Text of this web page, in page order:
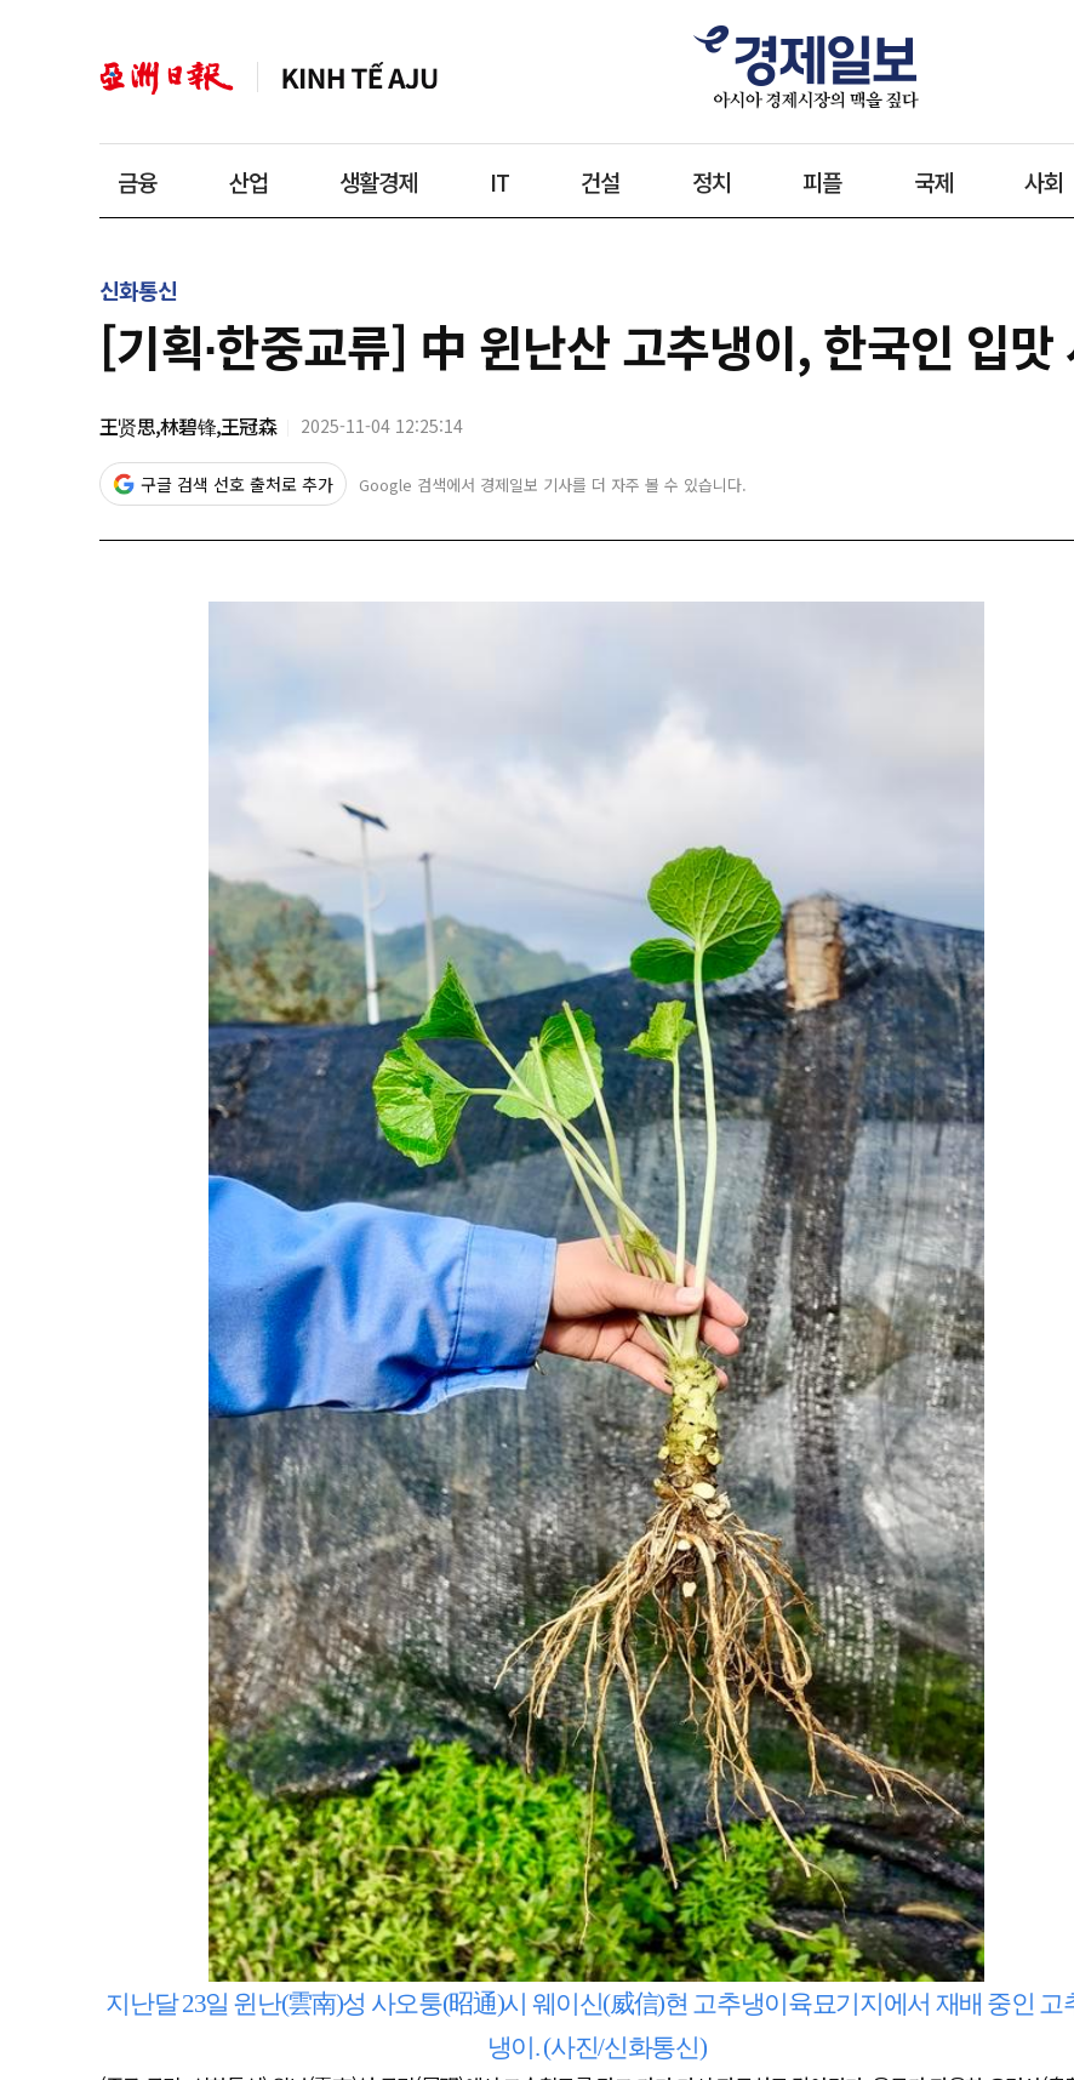
금융 산업 생활경제 IT 건설 정치 피플 국제 사회
신화통신
[기획∙한중교류] 中 윈난산 고추냉이, 한국인 입맛
王贤思,林碧锋,王冠森 2025-11-04 12:25:14
구글 검색 선호 출처로 추가 Google 검색에서 경제일보 기사를 더 자주 볼 수 있습니다.
지난달 23일 윈난(雲南)성 사오퉁(昭通)시 웨이신(威信)현 고추냉이육묘기지에서 재배 중인 고
냉이. (사진/신화통신)